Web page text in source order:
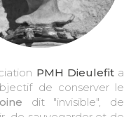
PMH Dieulefita
de conserver le
dit "invisible", de